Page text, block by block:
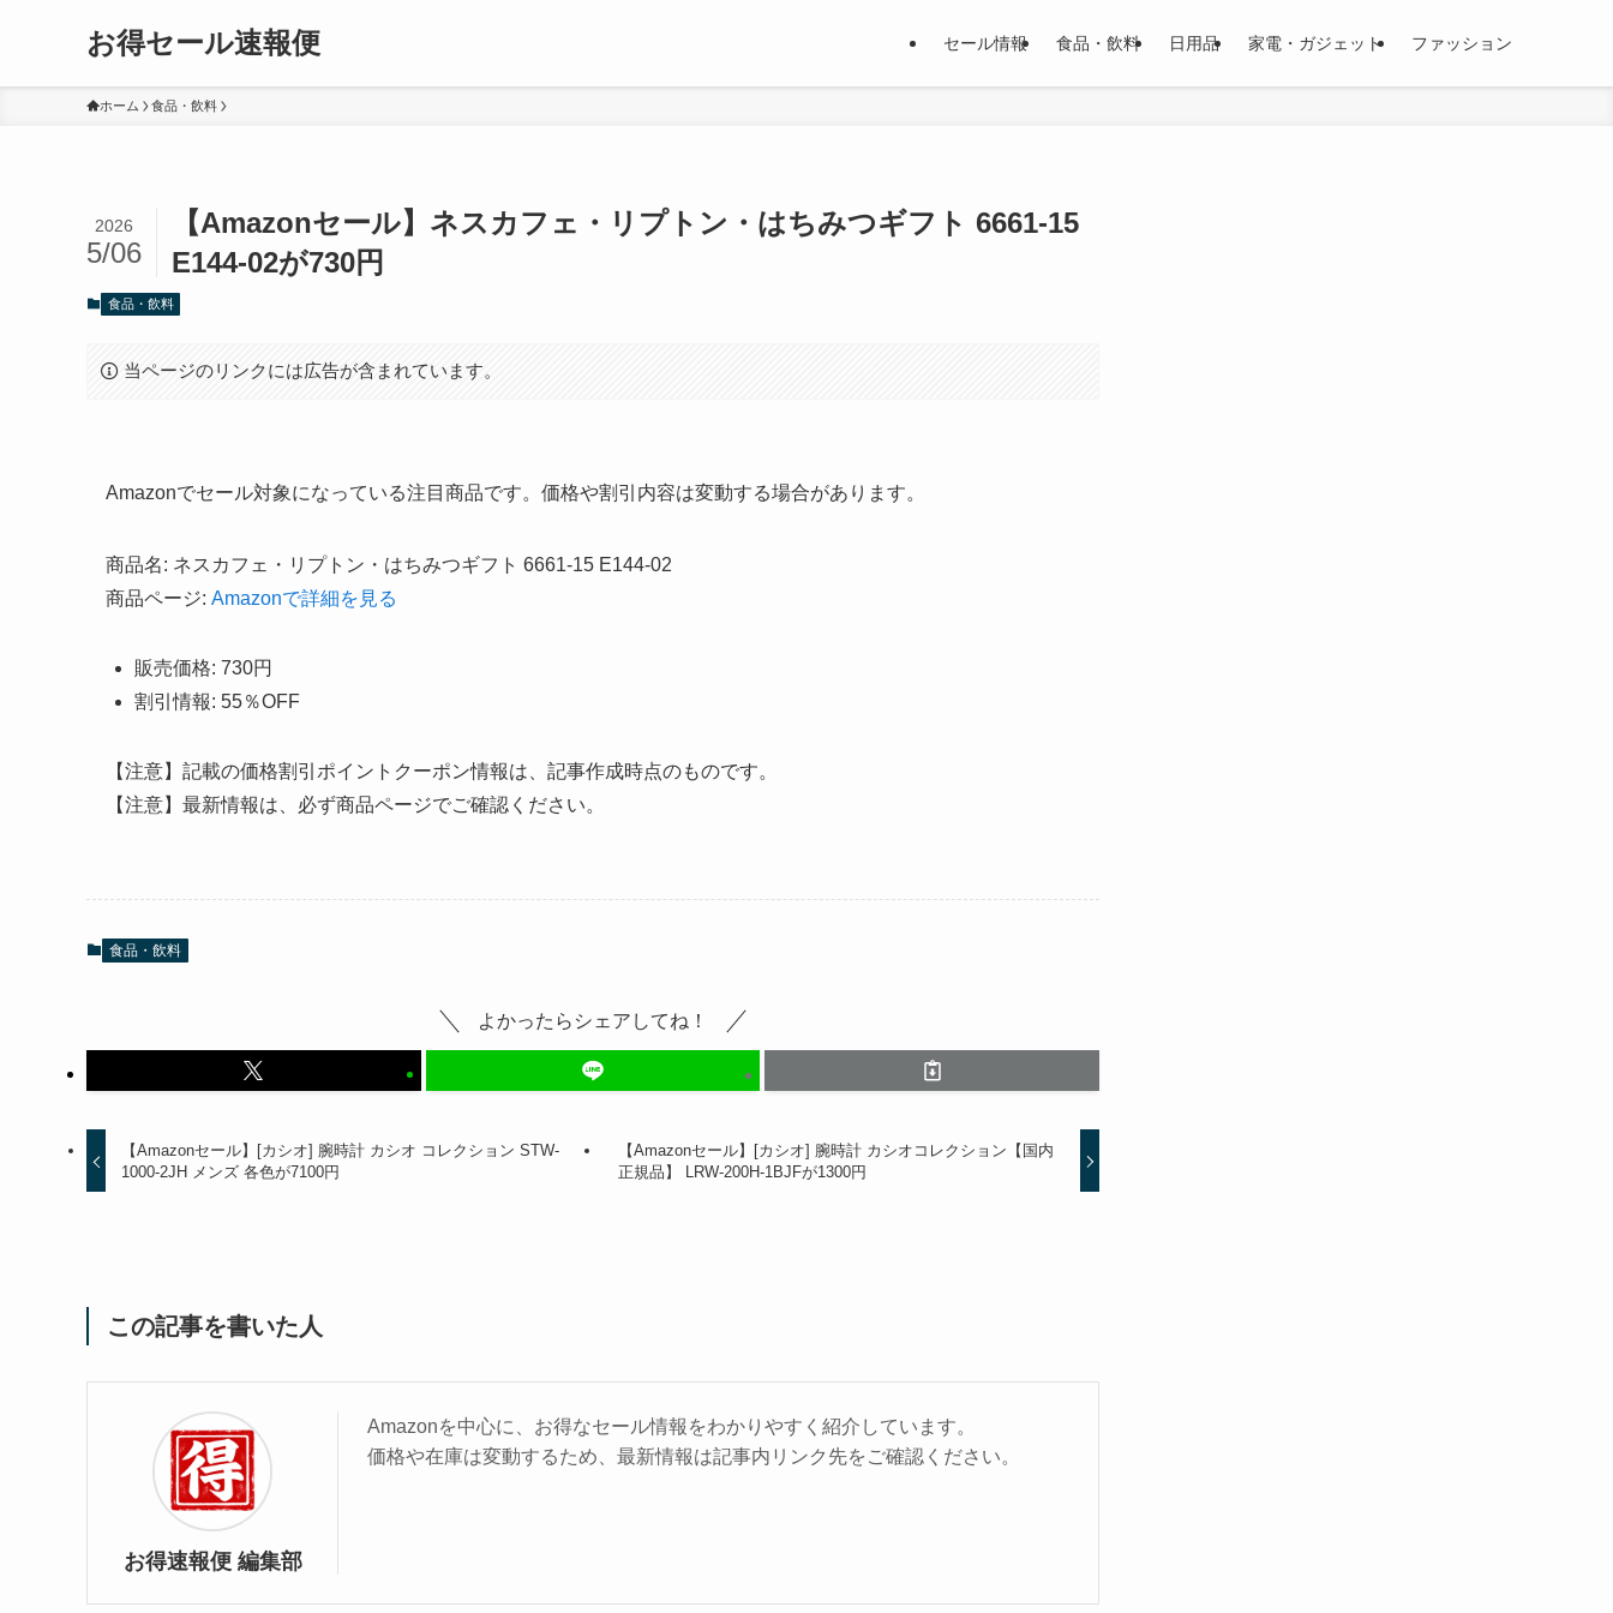
お得セール速報便 セール情報 食品・飲料 日用品 家電・ガジェット ファッション
ホーム 食品・飲料
【Amazonセール】ネスカフェ・リプトン・はちみつギフト 6661-15
E144-02が730円
2026
5/06
食品・飲料
当ページのリンクには広告が含まれています。
Amazonでセール対象になっている注目商品です。価格や割引内容は変動する場合があります。
商品名: ネスカフェ・リプトン・はちみつギフト 6661-15 E144-02
商品ページ: Amazonで詳細を見る
販売価格: 730円
割引情報: 55％OFF
【注意】記載の価格割引ポイントクーポン情報は、記事作成時点のものです。
【注意】最新情報は、必ず商品ページでご確認ください。
食品・飲料
よかったらシェアしてね！
【Amazonセール】[カシオ] 腕時計 カシオ コレクション STW-
1000-2JH メンズ 各色が7100円
【Amazonセール】[カシオ] 腕時計 カシオコレクション【国内
正規品】 LRW-200H-1BJFが1300円
この記事を書いた人
お得速報便 編集部
Amazonを中心に、お得なセール情報をわかりやすく紹介しています。
価格や在庫は変動するため、最新情報は記事内リンク先をご確認ください。